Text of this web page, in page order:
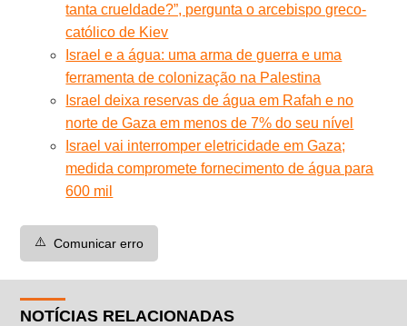
tanta crueldade?”, pergunta o arcebispo greco-
católico de Kiev
Israel e a água: uma arma de guerra e uma
ferramenta de colonização na Palestina
Israel deixa reservas de água em Rafah e no
norte de Gaza em menos de 7% do seu nível
Israel vai interromper eletricidade em Gaza;
medida compromete fornecimento de água para
600 mil
⚠️ Comunicar erro
NOTÍCIAS RELACIONADAS